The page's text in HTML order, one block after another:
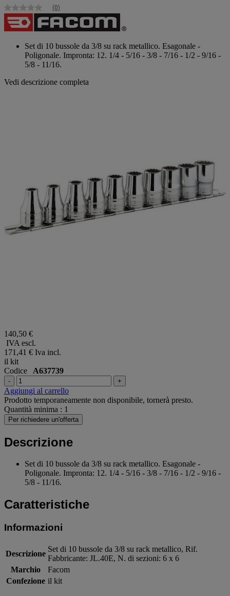
Nessuna
valutazione
Stesso
pagina.
(0)
Set di 10 bussole da 3/8 su rack metallico. Esagonale -
Poligonale. Impronta: 12. 1/4 - 5/16 - 3/8 - 7/16 - 1/2 - 9/16 -
5/8 - 11/16.
Vedi descrizione completa
140,50 €
IVA escl.
171,41 € Iva incl.
il kit
Codice A637739
- +
Aggiungi al carrello
Prodotto temporaneamente non disponibile, tornerà presto.
Quantità minima : 1
Per richiedere un'offerta
Descrizione
Set di 10 bussole da 3/8 su rack metallico. Esagonale -
Poligonale. Impronta: 12. 1/4 - 5/16 - 3/8 - 7/16 - 1/2 - 9/16 -
5/8 - 11/16.
Caratteristiche
Informazioni
Descrizione
Set di 10 bussole da 3/8 su rack metallico, Rif.
Fabbricante: JL.40E, N. di sezioni: 6 x 6
Marchio
Facom
Confezione il kit